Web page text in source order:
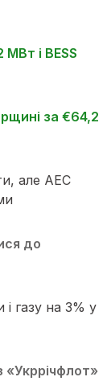
і BESS
за €64,2
але АЕС
до
газу на 3% у
«Укррічфлот»